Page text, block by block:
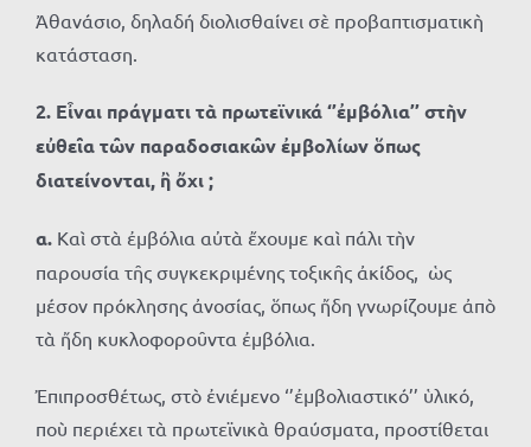
Ἀθανάσιο, δηλαδή διολισθαίνει σὲ προβαπτισματικὴ
κατάσταση.
2. Εἶναι πράγματι τὰ πρωτεϊνικά ‘’ἐμβόλια’’ στὴν
εὐθεῖα τῶν παραδοσιακῶν ἐμβολίων ὅπως
διατείνονται, ἢ ὄχι ;
α. Καὶ στὰ ἐμβόλια αὐτὰ ἔχουμε καὶ πάλι τὴν
παρουσία τῆς συγκεκριμένης τοξικῆς ἀκίδος, ὡς
μέσον πρόκλησης ἀνοσίας, ὅπως ἤδη γνωρίζουμε ἀπὸ
τὰ ἤδη κυκλοφοροῦντα ἐμβόλια.
Ἐπιπροσθέτως, στὸ ἐνιέμενο ‘’ἐμβολιαστικό’’ ὑλικό,
ποὺ περιέχει τὰ πρωτεϊνικὰ θραύσματα, προστίθεται